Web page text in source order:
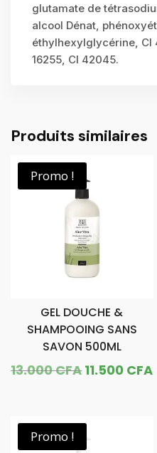
glutamate de
alcool Dénat,
éthylhexylglycérine, CI
16255, CI 42045.
Produits similaires
Promo !
GEL DOUCHE &
SHAMPOOING SANS
SAVON 500ML
13.000CFALe
était :
13.000 CFA.
11.500 CFA
Promo !